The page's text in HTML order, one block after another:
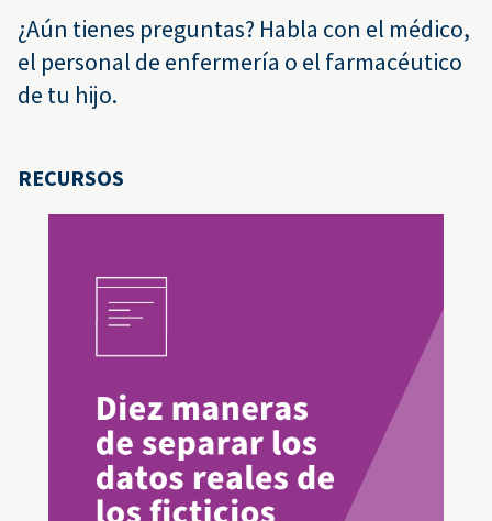
¿Aún tienes preguntas? Habla con el médico,
el personal de enfermería o el farmacéutico
de tu hijo.
RECURSOS